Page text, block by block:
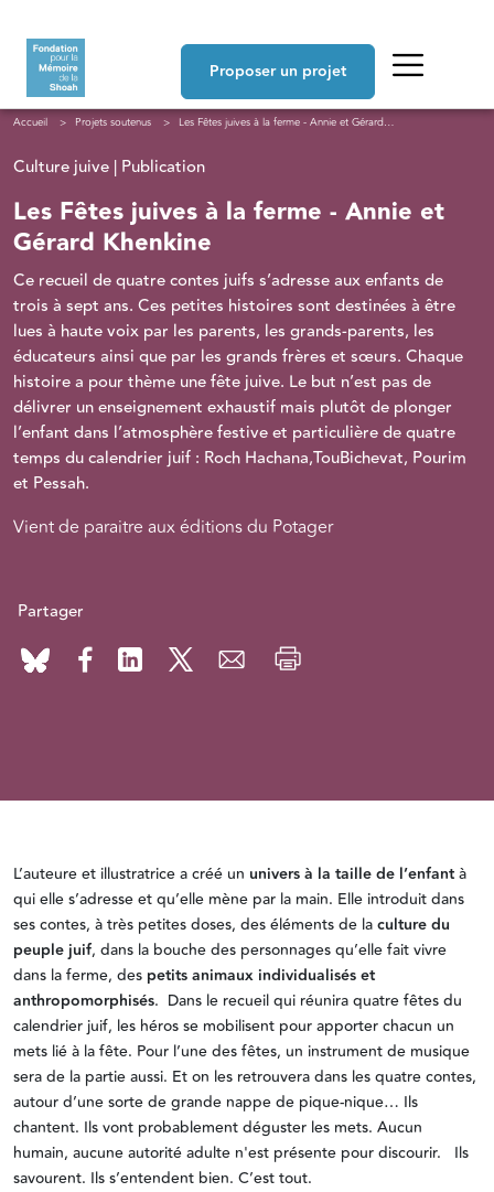
Proposer un projet
Fil d'Ariane
Accueil Projets soutenus Les Fêtes juives à la ferme - Annie et Gérard Khenkine
Culture juive | Publication
Les Fêtes juives à la ferme - Annie et
Gérard Khenkine
Ce recueil de quatre contes juifs s’adresse aux enfants de
trois à sept ans. Ces petites histoires sont destinées à être
lues à haute voix par les parents, les grands-parents, les
éducateurs ainsi que par les grands frères et sœurs. Chaque
histoire a pour thème une fête juive. Le but n’est pas de
délivrer un enseignement exhaustif mais plutôt de plonger
l’enfant dans l’atmosphère festive et particulière de quatre
temps du calendrier juif : Roch Hachana,TouBichevat, Pourim
et Pessah.
Vient de paraitre aux éditions du Potager
Partager
L’auteure et illustratrice a créé un univers à la taille de l’enfantà
qui elle s’adresse et qu’elle mène par la main. Elle introduit dans
ses contes, à très petites doses, des éléments de laculture du
peuple juif, dans la bouche des personnages qu’elle fait vivre
dans la ferme, des petits animaux individualisés et
anthropomorphisés. Dans le recueil qui réunira quatre fêtes du
calendrier juif, les héros se mobilisent pour apporter chacun un
mets lié à la fête. Pour l’une des fêtes, un instrument de musique
sera de la partie aussi. Et on les retrouvera dans les quatre contes,
autour d’une sorte de grande nappe de pique-nique… Ils
chantent. Ils vont probablement déguster les mets. Aucun
humain, aucune autorité adulte n'est présente pour discourir. Ils
savourent. Ils s’entendent bien. C’est tout.